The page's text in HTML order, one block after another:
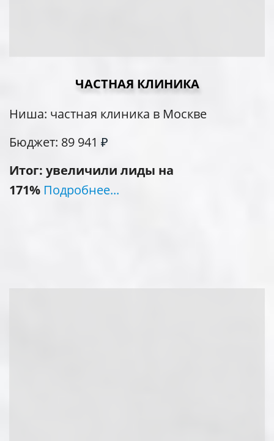
ЧАСТНАЯ КЛИНИКА
Ниша: частная клиника в Москве
Бюджет: 89 941 ₽
Итог: увеличили лиды на
171% Подробнее...